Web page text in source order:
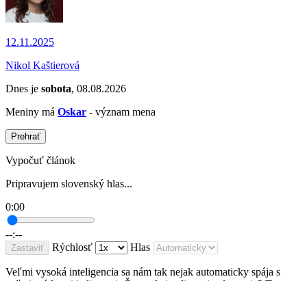
12.11.2025
Nikol Kaštierová
Dnes je sobota, 08.08.2026
Meniny má Oskar - význam mena
Prehrať
Vypočuť článok
Pripravujem slovenský hlas...
0:00
--:--
Zastaviť Rýchlosť Hlas
Veľmi vysoká inteligencia sa nám tak nejak automaticky spája s